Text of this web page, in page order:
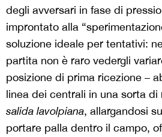
degli avversari in fase di
improntato alla
soluzione ideale per tentativi:
partita non è raro vedergli
posizione di prima ricezione –
linea dei centrali in una sorta di
salida lavolpiana, allargandosi
portare palla dentro il campo,